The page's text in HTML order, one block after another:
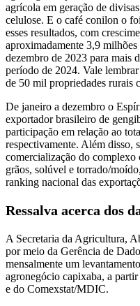
agrícola em geração de
celulose. E o café conilon o
esses resultados, com
aproximadamente 3,9 milhões
dezembro de 2023 para mais
período de 2024. Vale
de 50 mil propriedades rurais
De janeiro a dezembro o
exportador brasileiro de
participação em relação ao
respectivamente. Além disso,
comercialização do
grãos, solúvel e torrado/
ranking nacional das
Ressalva acerca dos
A Secretaria da Agricultura,
por meio da Gerência de
mensalmente um
agronegócio capixaba, a
e do Comexstat/MDIC.